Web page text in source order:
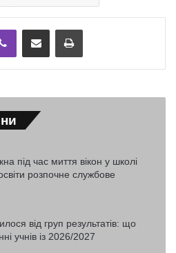
Viber Надіслати електронною поштоюНадрукувати
під час миття вікон у школі
розпочне службове
від груп результатів: що
учнів із 2026/2027